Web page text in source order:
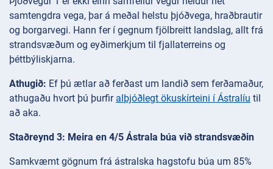
samtengdra vega, þar á meðal helstu þjóðvega, hraðbrautir
og borgarvegi. Hann fer í gegnum fjölbreitt landslag, allt frá
strandsvæðum og eyðimerkjum til fjallaterreins og
þéttbýliskjarna.
Athugið: Ef þú ætlar að ferðast um landið sem ferðamaður,
athugaðu hvort þú þurfir alþjóðlegt ökuskírteini í Ástralíu til
að aka.
Staðreynd 3: Meira en 4/5 Ástrala búa við strandsvæðin
Samkvæmt gögnum frá ástralska hagstofu búa um 85%